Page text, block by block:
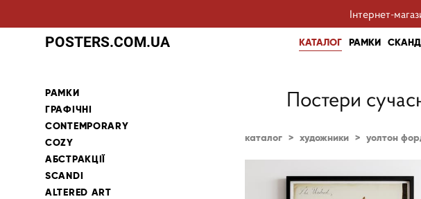
Інтернет-
POSTERS.COM.UA КАТАЛОГ РАМКИ
РАМКИ
ГРАФІЧНІ
CONTEMPORARY
COZY
АБСТРАКЦІЇ
SCANDI
ALTERED ART
Постери
каталог > художники > уолтон